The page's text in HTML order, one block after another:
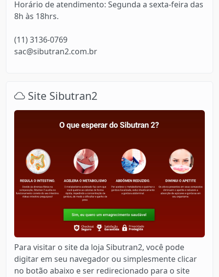
Horário de atendimento: Segunda a sexta-feira das
8h às 18hrs.
(11) 3136-0769
sac@sibutran2.com.br
Site Sibutran2
Para visitar o site da loja Sibutran2, você pode
digitar em seu navegador ou simplesmente clicar
no botão abaixo e ser redirecionado para o site